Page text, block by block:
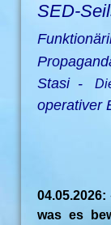
SED-
Stasi -
operativer
was es